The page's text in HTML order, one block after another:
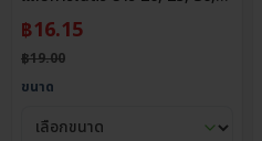
ซม.
฿16.15
฿19.00
ขนาด